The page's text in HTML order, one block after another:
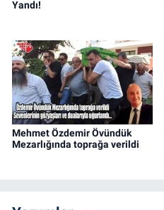
Yandı!
Mehmet Özdemir Övündük
Mezarlığında toprağa verildi